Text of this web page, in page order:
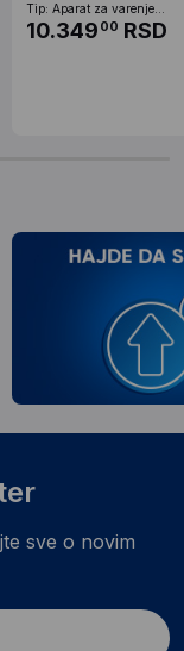
Tip: Aparat za varenje...
10.349 00 RSD
sve o novim